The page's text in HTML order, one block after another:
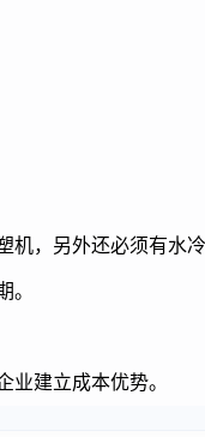
机，另外还必须有水
。
建立成本优势。